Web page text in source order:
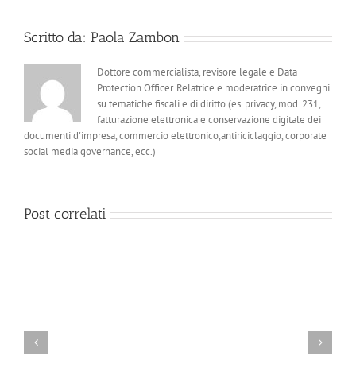
Scritto da: Paola Zambon
Dottore commercialista, revisore legale e Data
Protection Officer. Relatrice e moderatrice in convegni
su tematiche fiscali e di diritto (es. privacy, mod. 231,
fatturazione elettronica e conservazione digitale dei
documenti d'impresa, commercio elettronico,antiriciclaggio, corporate
social media governance, ecc.)
Post correlati